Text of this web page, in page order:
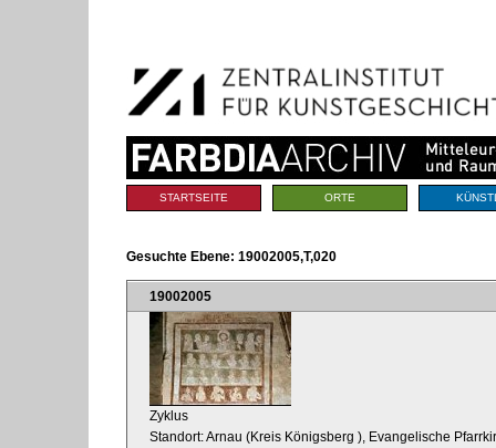
Navigation
Sektionen
STARTSEITE ORTE
Gesuchte Ebene: 19002005,T,020
19002005
Zyklus
Standort: Arnau (Kreis Königsberg ), Evangelische